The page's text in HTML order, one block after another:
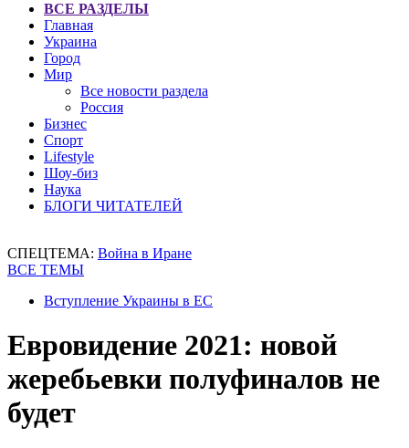
ВСЕ РАЗДЕЛЫ
Главная
Украина
Город
Мир
Все новости раздела
Россия
Бизнес
Спорт
Lifestyle
Шоу-биз
Наука
БЛОГИ ЧИТАТЕЛЕЙ
СПЕЦТЕМА: Война в Иране
ВСЕ ТЕМЫ
Вступление Украины в ЕС
Евровидение 2021: новой
жеребьевки полуфиналов не
будет